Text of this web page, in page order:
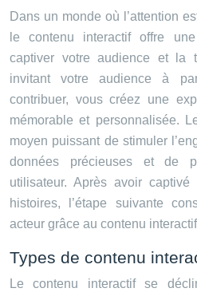
Dans un monde où l’attention
le contenu interactif offre
captiver votre audience et la
invitant votre audience à
contribuer, vous créez une
mémorable et personnalisée.
moyen puissant de stimuler
données précieuses et de
utilisateur. Après avoir
histoires, l’étape suivante
acteur grâce au contenu
Types de contenu
Le contenu interactif se